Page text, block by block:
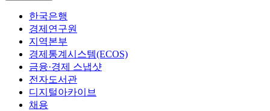
한국은행
경제연구원
지역본부
경제통계시스템(ECOS)
금융·경제 스냅샷
전자도서관
디지털아카이브
채용